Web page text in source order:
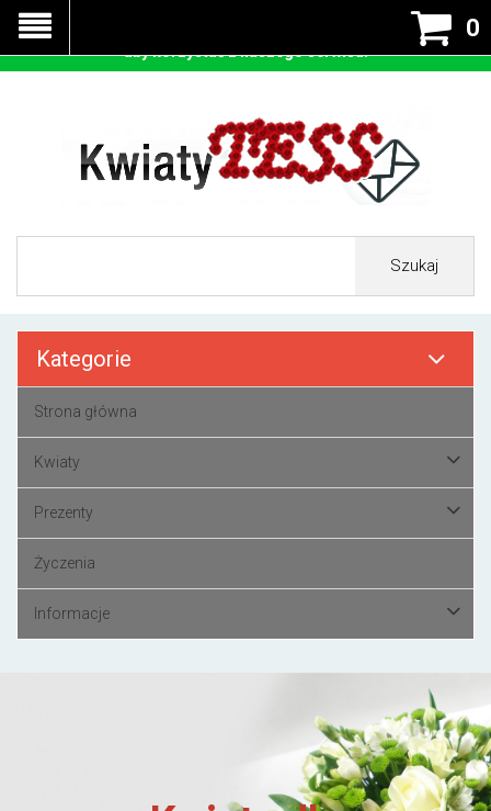
0
Szukaj
Kategorie
Strona główna
Kwiaty
Prezenty
Życzenia
Informacje
Nasza strona korzysta z cookies - czyli tzw ciastek w celu
prawidłowego działania. Zaakceptuj przyjmowanie cookies
aby korzystać z naszego serwisu.